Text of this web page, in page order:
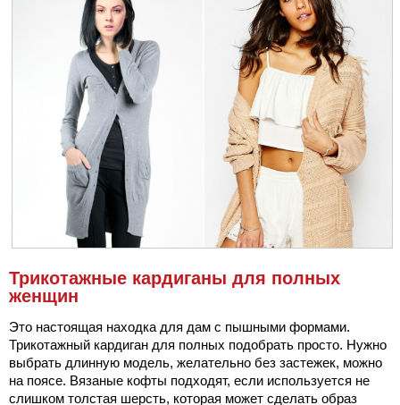
Трикотажные кардиганы для полных
женщин
Это настоящая находка для дам с пышными формами.
Трикотажный кардиган для полных подобрать просто. Нужно
выбрать длинную модель, желательно без застежек, можно
на поясе. Вязаные кофты подходят, если используется не
слишком толстая шерсть, которая может сделать образ